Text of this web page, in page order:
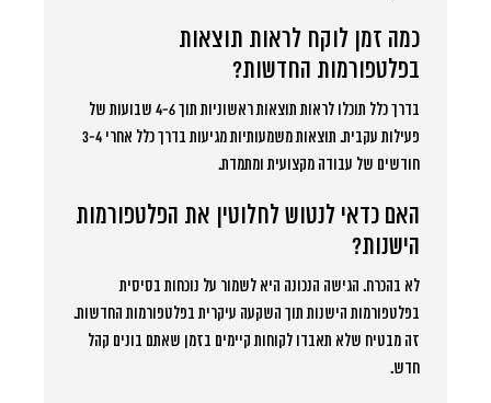
כמה זמן לוקח לראות תוצאות
בפלטפורמות החדשות?
בדרך כלל תוכלו לראות תוצאות ראשוניות תוך 4-6 שבועות של
פעילות עקבית. תוצאות משמעותיות מגיעות בדרך כלל אחרי 3-4
חודשים של עבודה מקצועית ומתמדת.
האם כדאי לנטוש לחלוטין את הפלטפורמות
הישנות?
לא בהכרח. הגישה הנכונה היא לשמור על נוכחות בסיסית
בפלטפורמות הישנות תוך השקעה עיקרית בפלטפורמות החדשות.
זה מבטיח שלא תאבדו לקוחות קיימים בזמן שאתם בונים קהל
חדש.